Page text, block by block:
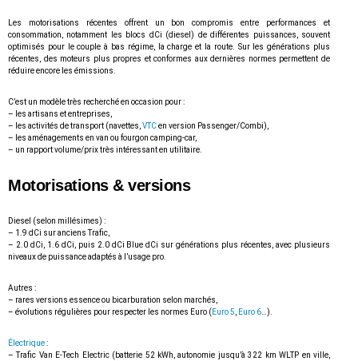
Les motorisations récentes offrent un bon compromis entre performances et
consommation, notamment les blocs dCi (diesel) de différentes puissances, souvent
optimisés pour le couple à bas régime, la charge et la route. Sur les générations plus
récentes, des moteurs plus propres et conformes aux dernières normes permettent de
réduire encore les émissions.
C’est un modèle très recherché en occasion pour :
– les artisans et entreprises,
– les activités de transport (navettes, VTCen version Passenger/Combi),
– les aménagements en van ou fourgon camping-car,
– un rapport volume/prix très intéressant en utilitaire.
Motorisations & versions
Diesel (selon millésimes) :
– 1.9 dCi sur anciens Trafic,
– 2.0 dCi, 1.6 dCi, puis 2.0 dCi Blue dCi sur générations plus récentes, avec plusieurs
niveaux de puissance adaptés à l’usage pro.
Autres :
– rares versions essence ou bicarburation selon marchés,
– évolutions régulières pour respecter les normes Euro ( Euro 5 Euro 6 …).
Électrique:
– Trafic Van E-Tech Electric (batterie 52 kWh, autonomie jusqu’à 322 km WLTP en ville,